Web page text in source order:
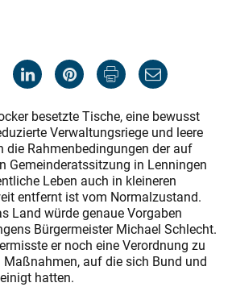
besetzte Tische, eine bewusst
Verwaltungsriege und leere
die Rahmenbedingungen der auf
Gemeinderatssitzung in Lenningen
Leben auch in kleineren
entfernt ist vom Normalzustand.
Land würde genaue Vorgaben
Bürgermeister Michael Schlecht.
er noch eine Verordnung zu
auf die sich Bund und
hatten.